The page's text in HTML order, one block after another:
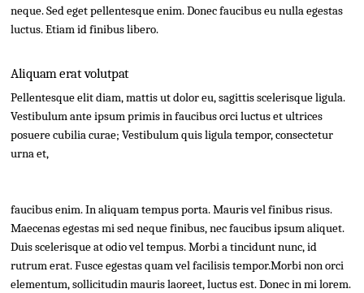
neque. Sed eget pellentesque enim. Donec faucibus eu nulla egestas
luctus. Etiam id finibus libero.
Aliquam erat volutpat
Pellentesque elit diam, mattis ut dolor eu, sagittis scelerisque ligula.
Vestibulum ante ipsum primis in faucibus orci luctus et ultrices
posuere cubilia curae; Vestibulum quis ligula tempor, consectetur
urna et,
faucibus enim. In aliquam tempus porta. Mauris vel finibus risus.
Maecenas egestas mi sed neque finibus, nec faucibus ipsum aliquet.
Duis scelerisque at odio vel tempus. Morbi a tincidunt nunc, id
rutrum erat. Fusce egestas quam vel facilisis tempor.Morbi non orci
elementum, sollicitudin mauris laoreet, luctus est. Donec in mi lorem.